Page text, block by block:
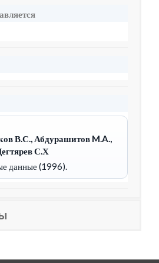
В.С., Абдурашитов M.A.,
С.Х
данные (1996).